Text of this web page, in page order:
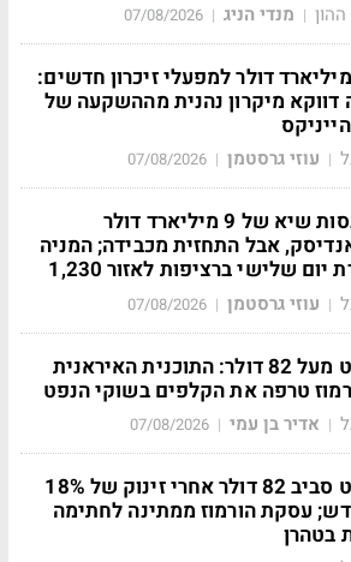
| מנדי הניג |
07/08/2026
38 מיליארד דולר למפעלי זיכרון חדשים:
דווקא מיקרון נהנית מההשקעה של
| עוזי גרסטמן |
07/08/2026
הכנסות שיא של 9 מיליארד דולר
אבל התחזית מכבידה; המניה
יום שלישי ברציפות לאזור 1,230
| עוזי גרסטמן |
07/08/2026
ברנט מעל 82 דולר: התוכנית האיראנית
טרפה את הקלפים בשוקי הנפט
| אדיר בן עמי |
07/08/2026
ברנט סביב 82 דולר אחרי זינוק של 18%
עסקת הורמוז ממתינה לחתימה
בטהרן